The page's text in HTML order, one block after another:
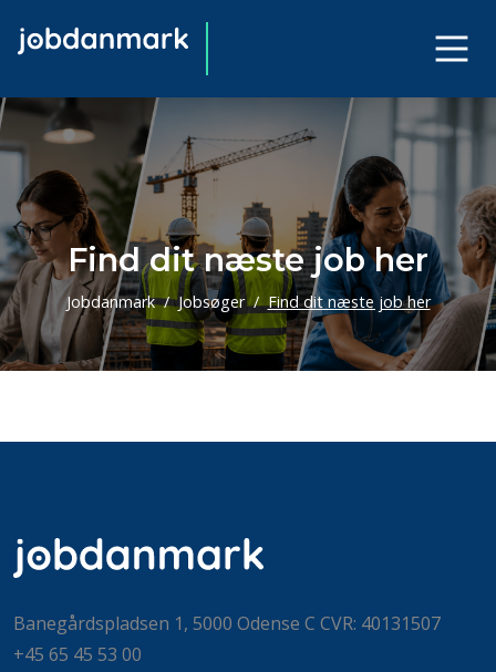
Find dit næste job her
Jobdanmark Jobsøger Find dit næste job her
Banegårdspladsen 1, 5000 Odense C CVR: 40131507
+45 65 45 53 00